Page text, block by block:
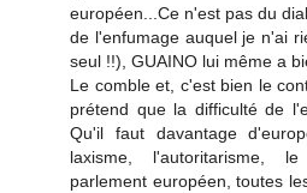
européen...Ce n'est pas du
de l'enfumage auquel je n'ai
seul !!), GUAINO lui même a
Le comble et, c'est bien le
prétend que la difficulté de
Qu'il faut davantage
laxisme, l'autoritarisme,
parlement européen, toutes